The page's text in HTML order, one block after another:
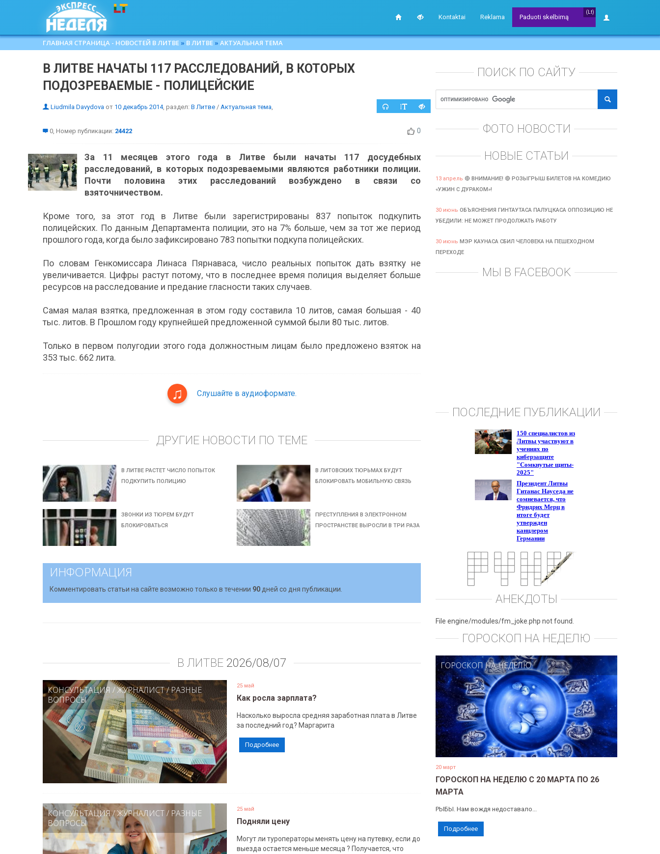
Kontaktai Reklama
(Lt)
Paduoti skelbimą
ГЛАВНАЯ СТРАНИЦА - НОВОСТЕЙ В ЛИТВЕ » В ЛИТВЕ » АКТУАЛЬНАЯ ТЕМА
В ЛИТВЕ НАЧАТЫ 117 РАССЛЕДОВАНИЙ, В КОТОРЫХ
ПОДОЗРЕВАЕМЫЕ - ПОЛИЦЕЙСКИЕ
Liudmila Davydova от 10 декабрь 2014, раздел: В Литве / Актуальная тема,
0, Номер публикации: 24422 0
За 11 месяцев этого года в Литве были начаты 117 досудебных
расследований, в которых подозреваемыми являются работники полиции.
Почти половина этих расследований возбуждено в связи со
взяточничеством.
Кроме того, за этот год в Литве были зарегистрированы 837 попыток подкупить
полицейских. По данным Департамента полиции, это на 7% больше, чем за тот же период
прошлого года, когда было зафиксировано 783 попытки подкупа полицейских.
По словам Генкомиссара Линаса Пярнаваса, число реальных попыток дать взятку не
увеличивается. Цифры растут потому, что в последнее время полиция выделяет больше
ресурсов на расследование и предание гласности таких случаев.
Самая малая взятка, предложенная в этом году составила 10 литов, самая большая - 40
тыс. литов. В Прошлом году крупнейшей предложенной суммой были 80 тыс. литов.
Только в первом полугодии этого года должностным лицам было предложено взяток на
353 тыс. 662 лита.
Слушайте в аудиоформате.
ДРУГИЕ НОВОСТИ ПО ТЕМЕ
В ЛИТВЕ РАСТЕТ ЧИСЛО ПОПЫТОК
ПОДКУПИТЬ ПОЛИЦИЮ
В ЛИТОВСКИХ ТЮРЬМАХ БУДУТ
БЛОКИРОВАТЬ МОБИЛЬНУЮ СВЯЗЬ
ЗВОНКИ ИЗ ТЮРЕМ БУДУТ
БЛОКИРОВАТЬСЯ
ПРЕСТУПЛЕНИЯ В ЭЛЕКТРОННОМ
ПРОСТРАНСТВЕ ВЫРОСЛИ В ТРИ РАЗА
ИНФОРМАЦИЯ
Комментировать статьи на сайте возможно только в течении 90 дней со дня публикации.
В ЛИТВЕ 2026/08/07
КОНСУЛЬТАЦИЯ /ЖУРНАЛИСТ/РАЗНЫЕ
ВОПРОСЫ
25 май
Как росла зарплата?
Насколько выросла средняя заработная плата в Литве
за последний год? Маргарита
Подробнее
КОНСУЛЬТАЦИЯ/ЖУРНАЛИСТ/ РАЗНЫЕ
ВОПРОСЫ
25 май
Подняли цену
Могут ли туроператоры менять цену на путевку, если до
выезда остается меньше месяца ? Получается, что
ПОИСК ПО САЙТУ
ФОТО НОВОСТИ
НОВЫЕ СТАТЬИ
13 апрель 🔴 ВНИМАНИЕ! 🔴 РОЗЫГРЫШ БИЛЕТОВ НА КОМЕДИЮ
«УЖИН С ДУРАКОМ»!
30 июнь ОБЪЯСНЕНИЯ ГИНТАУТАСА ПАЛУЦКАСА ОППОЗИЦИЮ НЕ
УБЕДИЛИ: НЕ МОЖЕТ ПРОДОЛЖАТЬ РАБОТУ
30 июнь МЭР КАУНАСА СБИЛ ЧЕЛОВЕКА НА ПЕШЕХОДНОМ
ПЕРЕХОДЕ
МЫ В FACEBOOK
ПОСЛЕДНИЕ ПУБЛИКАЦИИ
АНЕКДОТЫ
File engine/modules/fm_joke.php not found.
ГОРОСКОП НА НЕДЕЛЮ
ГОРОСКОП НА НЕДЕЛЮ
20 март
ГОРОСКОП НА НЕДЕЛЮ С 20 МАРТА ПО 26
МАРТА
РЫБЫ. Нам вождя недоставало...
Подробнее